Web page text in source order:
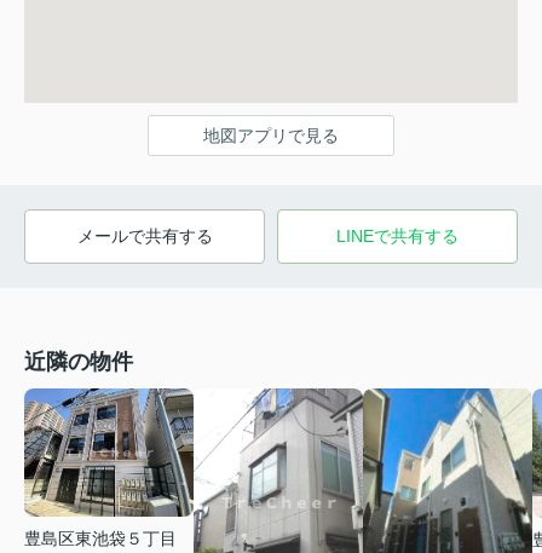
地図アプリで見る
メールで共有する LINEで共有する
近隣の物件
豊島区東池袋５丁目